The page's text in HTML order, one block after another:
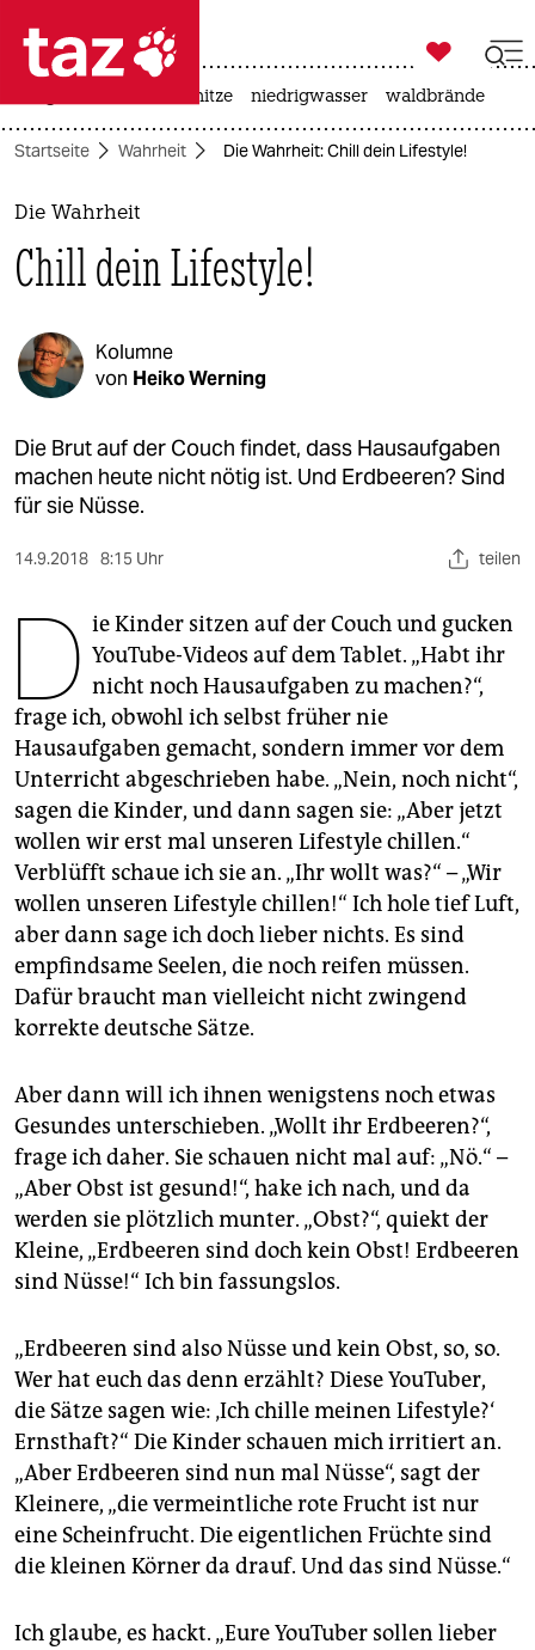
 taz zahl ich
taz zahl ich
themen
politik
öko
gesellschaft
kultur
sport
wahrheit
verlag
verlag
veranstaltungen
shop
fragen & hilfe
unterstützen
abo
genossenschaft

taz zahl ich
hitze niedrigwasser waldbrände
Startseite Wahrheit Die Wahrheit: Chill dein Lifestyle!
Die Wahrheit
Chill dein Lifestyle!
Kolumne
von Heiko Werning
Die Brut auf der Couch findet, dass Hausaufgaben
machen heute nicht nötig ist. Und Erdbeeren? Sind
für sie Nüsse.
14.9.2018 8:15 Uhr teilen
D ie Kinder sitzen auf der Couch und gucken
YouTube-Videos auf dem Tablet. „Habt ihr
nicht noch Hausaufgaben zu machen?“,
frage ich, obwohl ich selbst früher nie
Hausaufgaben gemacht, sondern immer vor dem
Unterricht abgeschrieben habe. „Nein, noch nicht“,
sagen die Kinder, und dann sagen sie: „Aber jetzt
wollen wir erst mal unseren Lifestyle chillen.“
Verblüfft schaue ich sie an. „Ihr wollt was?“ – „Wir
wollen unseren Lifestyle chillen!“ Ich hole tief Luft,
aber dann sage ich doch lieber nichts. Es sind
empfindsame Seelen, die noch reifen müssen.
Dafür braucht man vielleicht nicht zwingend
korrekte deutsche Sätze.
Aber dann will ich ihnen wenigstens noch etwas
Gesundes unterschieben. „Wollt ihr Erdbeeren?“,
frage ich daher. Sie schauen nicht mal auf: „Nö.“ –
„Aber Obst ist gesund!“, hake ich nach, und da
werden sie plötzlich munter. „Obst?“, quiekt der
Kleine, „Erdbeeren sind doch kein Obst! Erdbeeren
sind Nüsse!“ Ich bin fassungslos.
„Erdbeeren sind also Nüsse und kein Obst, so, so.
Wer hat euch das denn erzählt? Diese YouTuber,
die Sätze sagen wie: ‚Ich chille meinen Lifestyle?‘
Ernsthaft?“ Die Kinder schauen mich irritiert an.
„Aber Erdbeeren sind nun mal Nüsse“, sagt der
Kleinere, „die vermeintliche rote Frucht ist nur
eine Scheinfrucht. Die eigentlichen Früchte sind
die kleinen Körner da drauf. Und das sind Nüsse.“
Ich glaube, es hackt. „Eure YouTuber sollen lieber